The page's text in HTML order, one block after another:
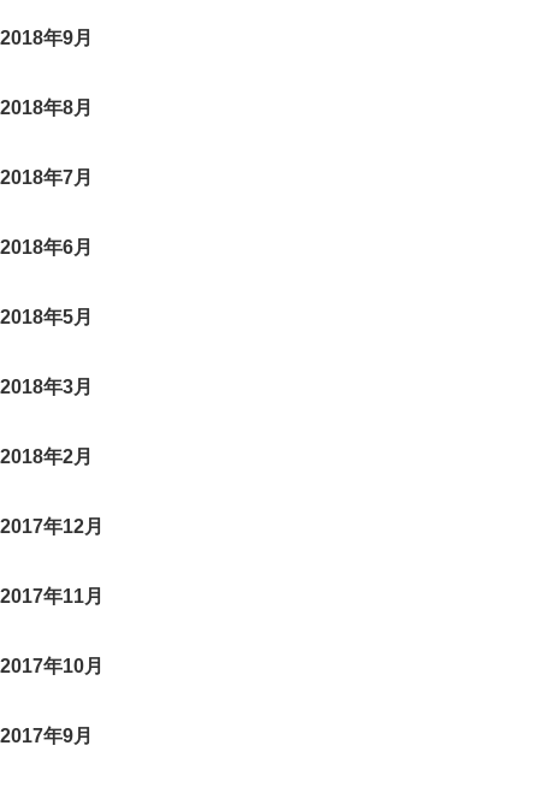
2018年9月
2018年8月
2018年7月
2018年6月
2018年5月
2018年3月
2018年2月
2017年12月
2017年11月
2017年10月
2017年9月